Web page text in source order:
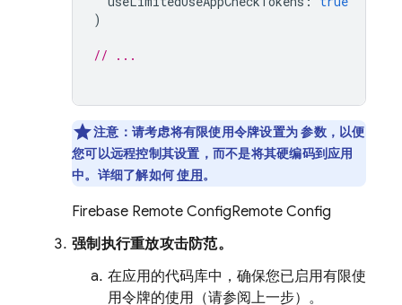
)
// ...
注意：请考虑将有限使用令牌设置为 参数，以便
您可以远程控制其设置，而不是将其硬编码到应用
中。详细了解如何使用。
Firebase Remote ConfigRemote Config
强制执行重放攻击防范。
在应用的代码库中，确保您已启用有限使
用令牌的使用（请参阅上一步）。